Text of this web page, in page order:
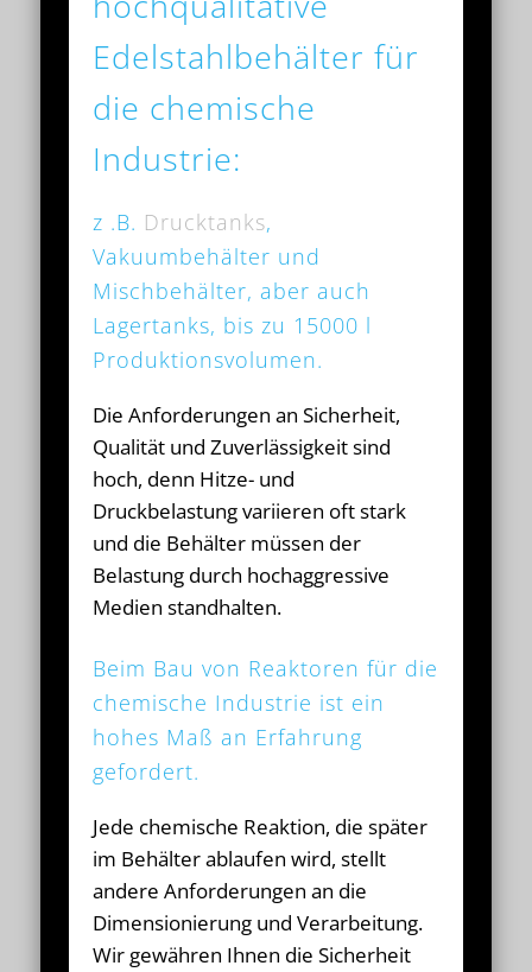
Edelstahlbehälter für
die chemische
Industrie:
z .B. Drucktanks,
Vakuumbehälter und
Mischbehälter, aber auch
Lagertanks, bis zu 15000 l
Produktionsvolumen.
Die Anforderungen an Sicherheit,
Qualität und Zuverlässigkeit sind
hoch, denn Hitze- und
Druckbelastung variieren oft stark
und die Behälter müssen der
Belastung durch hochaggressive
Medien standhalten.
Beim Bau von Reaktoren für die
chemische Industrie ist ein
hohes Maß an Erfahrung
gefordert.
Jede chemische Reaktion, die später
im Behälter ablaufen wird, stellt
andere Anforderungen an die
Dimensionierung und Verarbeitung.
Wir gewähren Ihnen die Sicherheit